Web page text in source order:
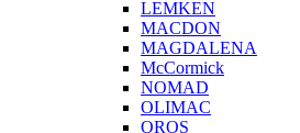
LEMKEN
MACDON
MAGDALENA
McCormick
NOMAD
OLIMAC
OROS